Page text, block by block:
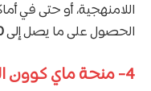
اللامنهجية، أو حتى في
الحصول على ما يصل إلى
4- منحة ماي كوون الجامعية: